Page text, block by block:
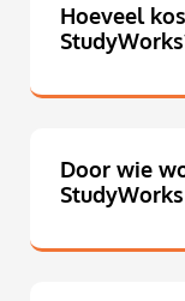
Hoeveel
Door wie